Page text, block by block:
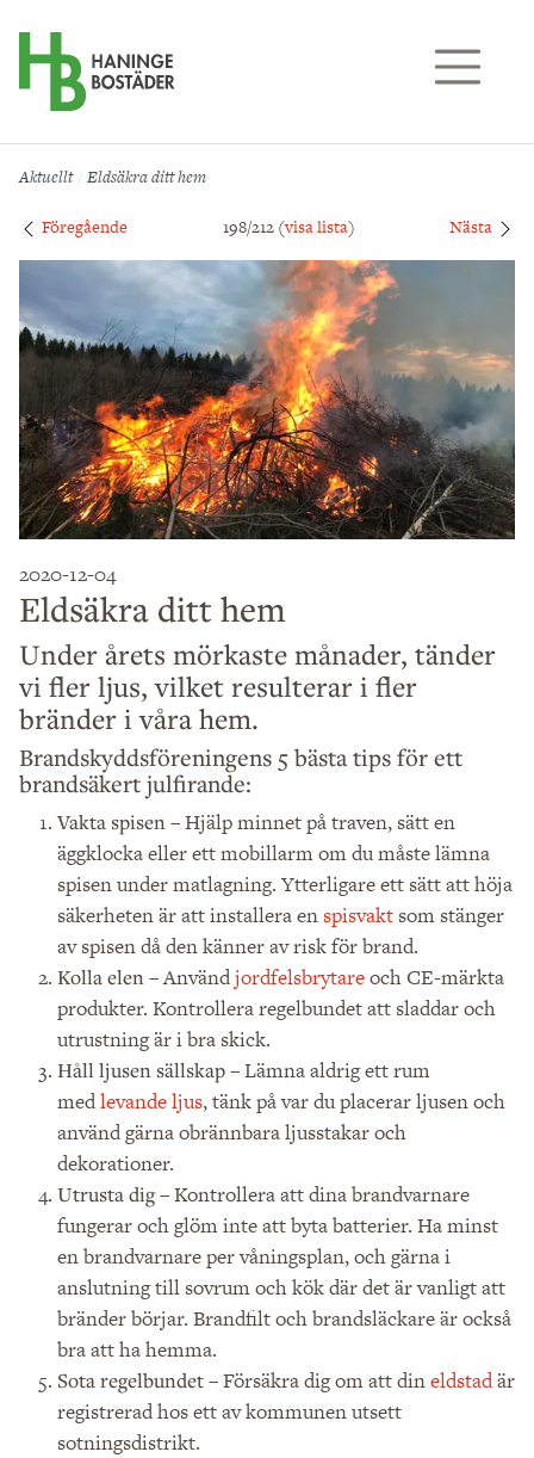
Aktuellt Eldsäkra ditt hem
Föregående 198/212 (visa lista) Nästa
2020-12-04
Eldsäkra ditt hem
Under årets mörkaste månader, tänder
vi fler ljus, vilket resulterar i fler
bränder i våra hem.
Brandskyddsföreningens 5 bästa tips för ett
brandsäkert julfirande:
Vakta spisen– Hjälp minnet på traven, sätt en
äggklocka eller ett mobillarm om du måste lämna
spisen under matlagning. Ytterligare ett sätt att höja
säkerheten är att installera enspisvakt som stänger
av spisen då den känner av risk för brand.
Kolla elen– Användjordfelsbrytareoch CE-märkta
produkter. Kontrollera regelbundet att sladdar och
utrustning är i bra skick.
Håll ljusen sällskap– Lämna aldrig ett rum
medlevande ljus, tänk på var du placerar ljusen och
använd gärna obrännbara ljusstakar och
dekorationer.
Utrusta dig– Kontrollera att dina brandvarnare
fungerar och glöm inte att byta batterier. Ha minst
en brandvarnare per våningsplan, och gärna i
anslutning till sovrum och kök där det är vanligt att
bränder börjar. Brandfilt och brandsläckare är också
bra att ha hemma.
Sota regelbundet– Försäkra dig om att dineldstadär
registrerad hos ett av kommunen utsett
sotningsdistrikt.